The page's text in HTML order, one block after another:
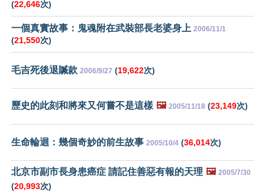
(22,646次)
一個真實故事：鬼魂附在武裝部長老婆身上 2006/11/1
(21,550次)
毛吉死後退贓款 2006/9/27 (19,622次)
歷史的此刻和將來又何嘗不是這樣 🖼️ 2005/11/18 (23,149次)
生命輪迴：幾個奇妙的前生故事 2005/10/4 (36,014次)
北京市副市長身患癌症 請記住善惡有報的天理 🖼️ 2005/7/30
(20,993次)